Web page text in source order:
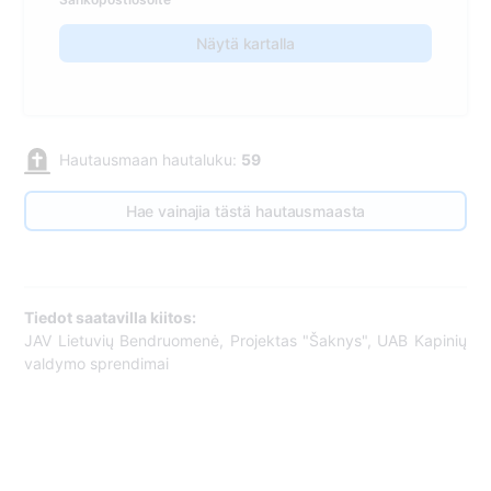
Näytä kartalla
Hautausmaan hautaluku: 59
Hae vainajia tästä hautausmaasta
Tiedot saatavilla kiitos:
JAV Lietuvių Bendruomenė, Projektas "Šaknys", UAB Kapinių
valdymo sprendimai